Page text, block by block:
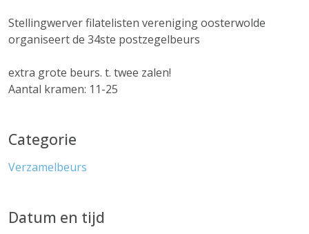
Stellingwerver filatelisten vereniging oosterwolde
organiseert de 34ste postzegelbeurs
extra grote beurs. t. twee zalen!
Aantal kramen: 11-25
Categorie
Verzamelbeurs
Datum en tijd